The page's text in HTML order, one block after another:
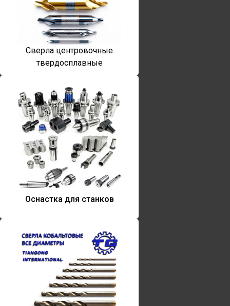
Сверла центровочные
твердосплавные
Оснастка для станков